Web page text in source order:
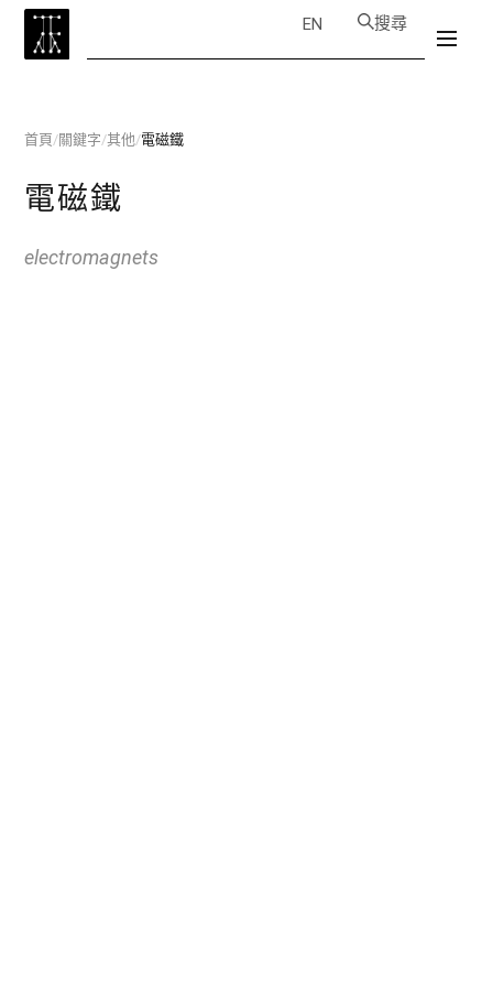
EN 搜尋
首頁/關鍵字/其他/電磁鐵
電磁鐵
electromagnets